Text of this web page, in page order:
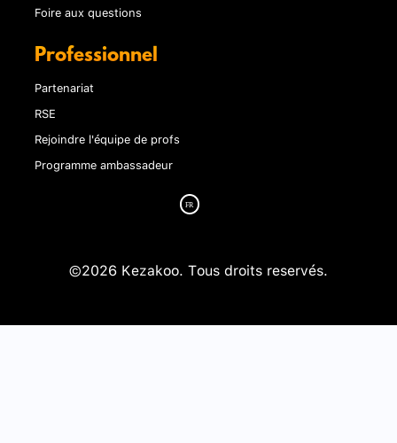
Foire aux questions
Professionnel
Partenariat
RSE
Rejoindre l'équipe de profs
Programme ambassadeur
©2026 Kezakoo. Tous droits reservés.